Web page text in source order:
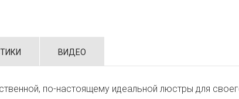
ВИДЕО
по-настоящему идеальной люстры для